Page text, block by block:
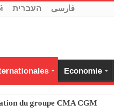
העברית فارسی
Economie
du groupe CMA CGM